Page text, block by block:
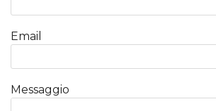
Email
Messaggio